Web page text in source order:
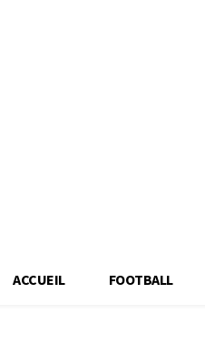
ACCUEIL FOOTBALL